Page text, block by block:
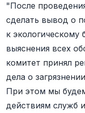
"После
сделать вывод о
к
выяснения всех
комитет принял
дела о
При этом мы
действиям служб